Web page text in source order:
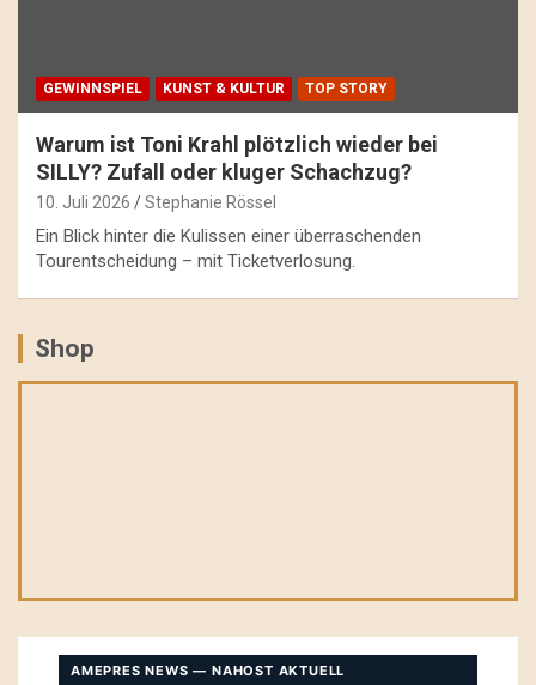
GEWINNSPIEL KUNST & KULTUR TOP STORY
Warum ist Toni Krahl plötzlich wieder bei
SILLY? Zufall oder kluger Schachzug?
10. Juli 2026 Stephanie Rössel
Ein Blick hinter die Kulissen einer überraschenden
Tourentscheidung – mit Ticketverlosung.
Shop